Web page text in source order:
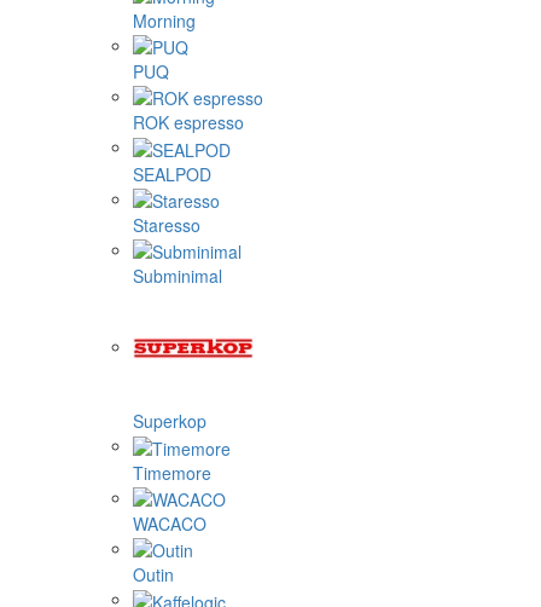
Morning
PUQ
ROK espresso
SEALPOD
Staresso
Subminimal
Superkop
Timemore
WACACO
Outin